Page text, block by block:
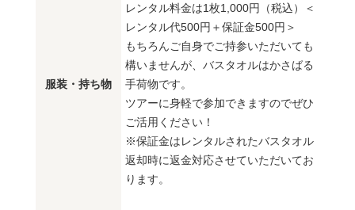
服装・持ち物
レンタル料金は1枚1,000円（税込）＜
レンタル代500円＋保証金500円＞
もちろんご自身でご持参いただいても
構いませんが、バスタオルはかさばる
手荷物です。
ツアーに身軽で参加できますのでぜひ
ご活用ください！
※保証金はレンタルされたバスタオル
返却時に返金対応させていただいてお
ります。